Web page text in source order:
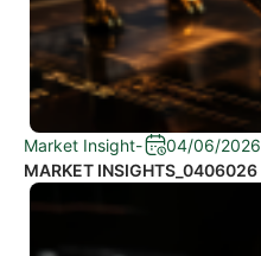
Market Insight-
04/06/2026
MARKET INSIGHTS_0406026